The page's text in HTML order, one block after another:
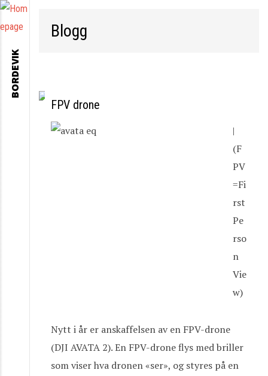
Blogg
FPV drone
|
(F
PV
=Fi
rst
Pe
rso
n
Vie
w)
Nytt i år er anskaffelsen av en FPV-drone
(DJI AVATA 2). En FPV-drone flys med briller
som viser hva dronen «ser», og styres på en
BORDEVIK